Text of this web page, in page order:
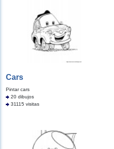
Cars
Pintar cars
20 dibujos
31115 visitas